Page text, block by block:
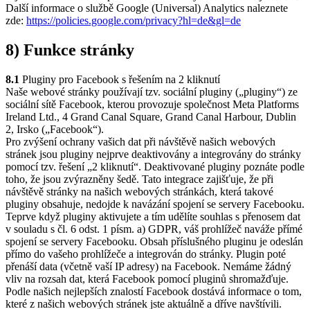
Další informace o službě Google (Universal) Analytics naleznete
zde: https://policies.google.com/privacy?hl=de&gl=de
8) Funkce stránky
8.1 Pluginy pro Facebook s řešením na 2 kliknutí
Naše webové stránky používají tzv. sociální pluginy („pluginy“) ze
sociální sítě Facebook, kterou provozuje společnost Meta Platforms
Ireland Ltd., 4 Grand Canal Square, Grand Canal Harbour, Dublin
2, Irsko („Facebook“).
Pro zvýšení ochrany vašich dat při návštěvě našich webových
stránek jsou pluginy nejprve deaktivovány a integrovány do stránky
pomocí tzv. řešení „2 kliknutí“. Deaktivované pluginy poznáte podle
toho, že jsou zvýrazněny šedě. Tato integrace zajišťuje, že při
návštěvě stránky na našich webových stránkách, která takové
pluginy obsahuje, nedojde k navázání spojení se servery Facebooku.
Teprve když pluginy aktivujete a tím udělíte souhlas s přenosem dat
v souladu s čl. 6 odst. 1 písm. a) GDPR, váš prohlížeč naváže přímé
spojení se servery Facebooku. Obsah příslušného pluginu je odeslán
přímo do vašeho prohlížeče a integrován do stránky. Plugin poté
přenáší data (včetně vaší IP adresy) na Facebook. Nemáme žádný
vliv na rozsah dat, která Facebook pomocí pluginů shromažďuje.
Podle našich nejlepších znalostí Facebook dostává informace o tom,
které z našich webových stránek jste aktuálně a dříve navštívili.